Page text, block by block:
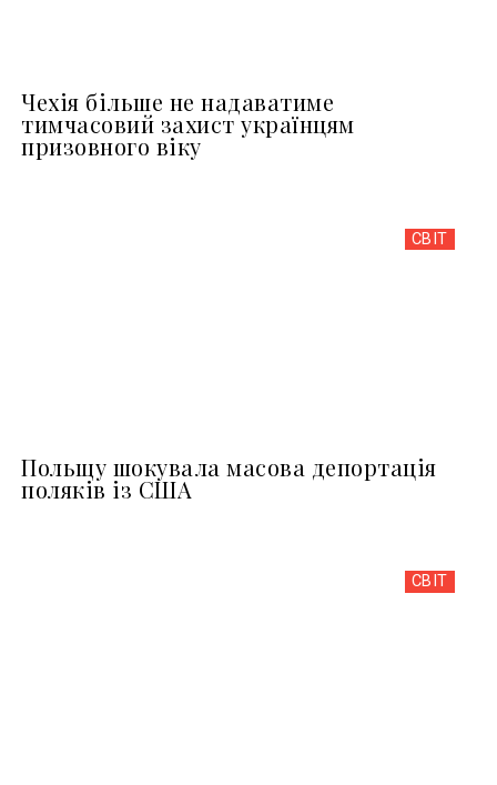
Чехія більше не надаватиме
тимчасовий захист українцям
призовного віку
СВІТ
Польщу шокувала масова депортація
поляків із США
СВІТ